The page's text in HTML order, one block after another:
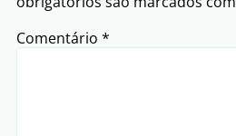
Comentário *